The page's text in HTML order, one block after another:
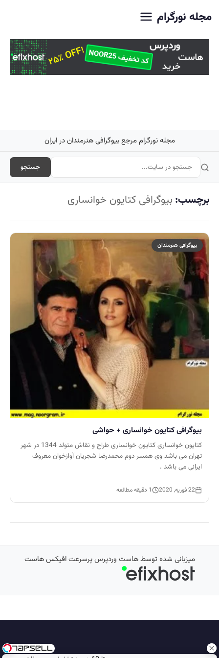
مجله نورگرام
مجله نورگرام مرجع بیوگرافی هنرمندان در ایران
جستجو
برچسب: بیوگرافی کتایون خوانساری
بیوگرافی هنرمندان
بیوگرافی کتایون خوانساری + حواشی
کتایون خوانساری کتایون خوانساری طراح و نقاش متولد 1344 در شهر
تهران می باشد وی همسر دوم محمدرضا شجریان آوازخوان معروف
ایرانی می باشد .
22 فوریه, 2020 1 دقیقه مطالعه
میزبانی شده توسطهاست وردپرس پرسرعتافیکس هاست